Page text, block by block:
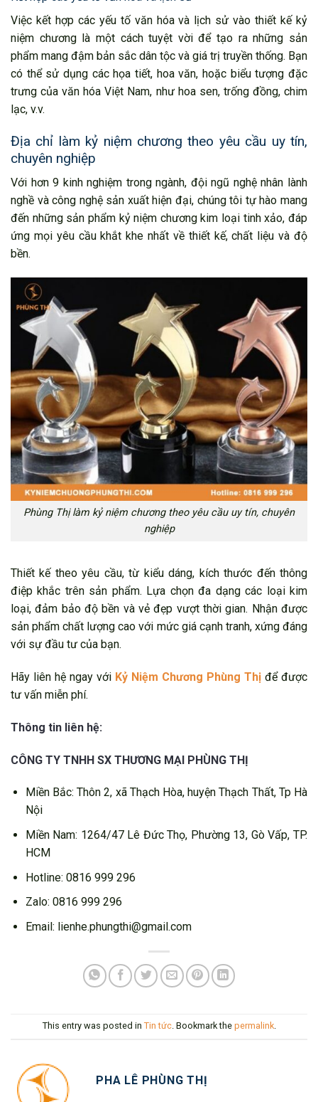
Việc kết hợp các yếu tố văn hóa và lịch sử vào thiết kế kỷ
niệm chương là một cách tuyệt vời để tạo ra những sản
phẩm mang đậm bản sắc dân tộc và giá trị truyền thống. Bạn
có thể sử dụng các họa tiết, hoa văn, hoặc biểu tượng đặc
trưng của văn hóa Việt Nam, như hoa sen, trống đồng, chim
lạc, v.v.
Địa chỉ làm kỷ niệm chương theo yêu cầu uy tín,
chuyên nghiệp
Với hơn 9 kinh nghiệm trong ngành, đội ngũ nghệ nhân lành
nghề và công nghệ sản xuất hiện đại, chúng tôi tự hào mang
đến những sản phẩm kỷ niệm chương kim loại tinh xảo, đáp
ứng mọi yêu cầu khắt khe nhất về thiết kế, chất liệu và độ
bền.
Phùng Thị làm kỷ niệm chương theo yêu cầu uy tín, chuyên
nghiệp
Thiết kế theo yêu cầu, từ kiểu dáng, kích thước đến thông
điệp khắc trên sản phẩm. Lựa chọn đa dạng các loại kim
loại, đảm bảo độ bền và vẻ đẹp vượt thời gian. Nhận được
sản phẩm chất lượng cao với mức giá cạnh tranh, xứng đáng
với sự đầu tư của bạn.
Hãy liên hệ ngay với Kỷ Niệm Chương Phùng Thị để được
tư vấn miễn phí.
Thông tin liên hệ:
CÔNG TY TNHH SX THƯƠNG MẠI PHÙNG THỊ
Miền Bắc: Thôn 2, xã Thạch Hòa, huyện Thạch Thất, Tp Hà
Nội
Miền Nam: 1264/47 Lê Đức Thọ, Phường 13, Gò Vấp, TP.
HCM
Hotline: 0816 999 296
Zalo: 0816 999 296
Email: lienhe.phungthi@gmail.com
This entry was posted in Tin tức. Bookmark the permalink.
PHA LÊ PHÙNG THỊ